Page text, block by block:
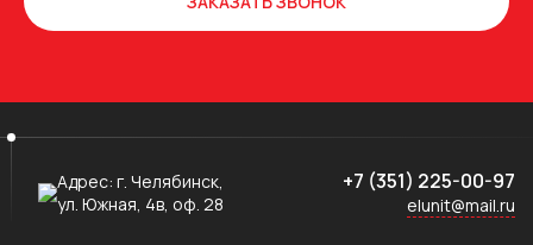
Адрес: г. Челябинск,
ул. Южная, 4в, оф. 28
+7 (351) 225-00-97
elunit@mail.ru